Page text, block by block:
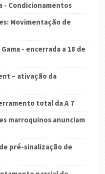
- Condicionamentos
Movimentação de
- encerrada a 18 de
– ativação da
total da A 7
marroquinos anunciam
pré-sinalização de